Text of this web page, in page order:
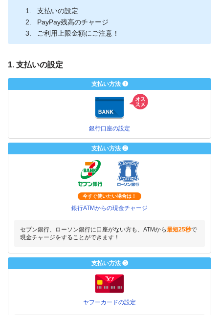
支払いの設定
PayPay残高のチャージ
ご利用上限金額にご注意！
1. 支払いの設定
支払い方法 ❶
銀行口座の設定
支払い方法 ❷
今すぐ使いたい場合は！
銀行ATMからの現金チャージ
セブン銀行、ローソン銀行に口座がない方も、ATMから最短25秒で
現金チャージをすることができます！
支払い方法 ❸
ヤフーカードの設定